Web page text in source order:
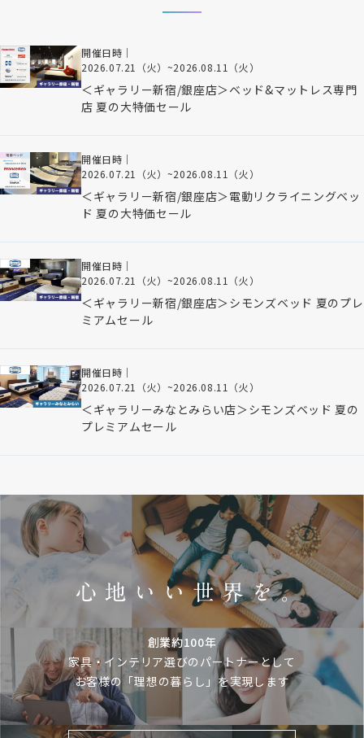
開催日時｜
2026.07.21（火） ~2026.08.11（火）
＜ギャラリー新宿/銀座店＞ベッド&マットレス専門
店 夏の大特価セール
開催日時｜
2026.07.21（火） ~2026.08.11（火）
＜ギャラリー新宿/銀座店＞電動リクライニングベッ
ド 夏の大特価セール
開催日時｜
2026.07.21（火） ~2026.08.11（火）
＜ギャラリー新宿/銀座店＞シモンズベッド 夏のプレ
ミアムセール
開催日時｜
2026.07.21（火） ~2026.08.11（火）
＜ギャラリーみなとみらい店＞シモンズベッド 夏の
プレミアムセール
創業約100年
家具・インテリア選びのパートナーとして
お客様の「理想の暮らし」を実現します